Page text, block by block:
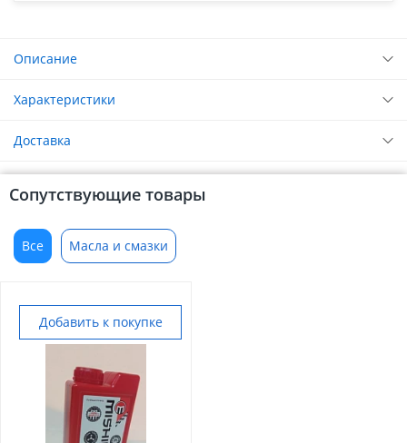
Описание
Характеристики
Доставка
Сопутствующие товары
Все Масла и смазки
Добавить к покупке